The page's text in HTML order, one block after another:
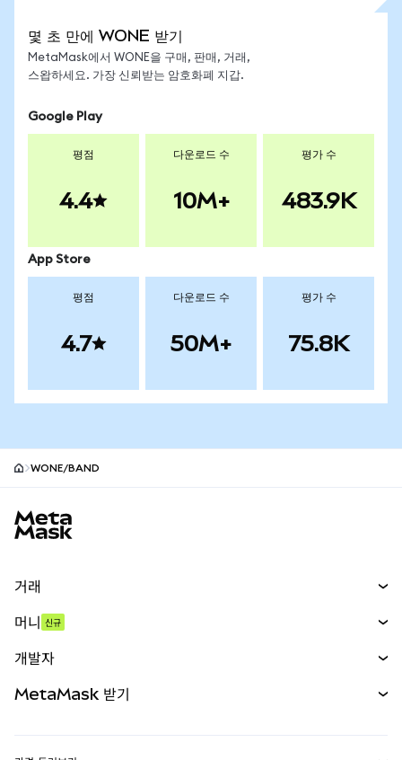
몇 초 만에 WONE 받기
MetaMask에서 WONE을 구매, 판매, 거래,
스왑하세요. 가장 신뢰받는 암호화폐 지갑.
Google Play
평점
4.4
다운로드 수
10M+
평가 수
483.9K
App Store
평점
4.7
다운로드 수
50M+
평가 수
75.8K
WONE/BAND
거래
무기한 선물
실물자산
머니 신규
개발자
MetaMask 받기